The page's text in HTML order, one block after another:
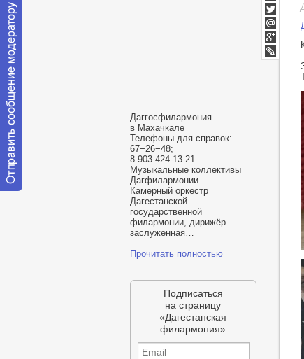
Даггосфилармония
в Махачкале
Телефоны для справок:
67−26−48;
8 903 424-13-21.
Музыкальные коллективы
Дагфилармонии
Камерный оркестр
Дагестанской
государственной
филармонии, дирижёр —
заслуженная…
Прочитать полностью
Подписаться
на страницу
«Дагестанская
филармония»
Facebook
Twitter
Мой
Мир
Google+